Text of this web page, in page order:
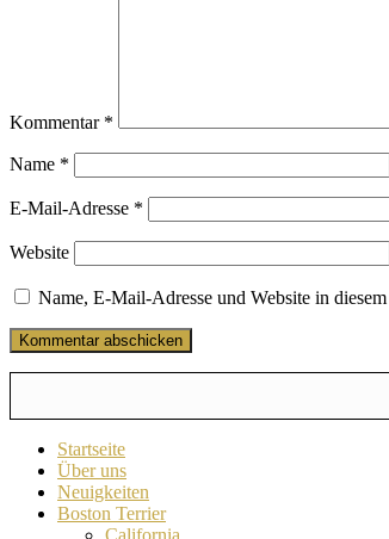
Kommentar *
Name *
E-Mail-Adresse *
Website
Name, E-Mail-Adresse und Website in
Startseite
Über uns
Neuigkeiten
Boston Terrier
California